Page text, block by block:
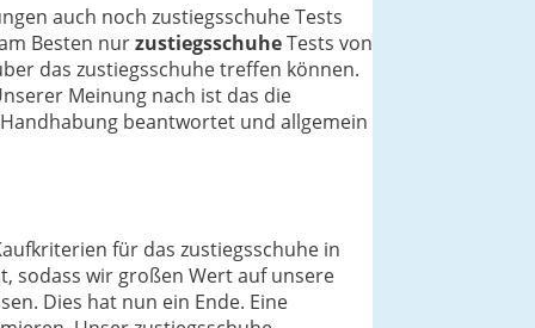
auch noch zustiegsschuhe Tests
Besten nurzustiegsschuheTests von
das zustiegsschuhe treffen können.
Meinung nach ist das die
beantwortet und allgemein
für das zustiegsschuhe in
sodass wir großen Wert auf unsere
Dies hat nun ein Ende. Eine